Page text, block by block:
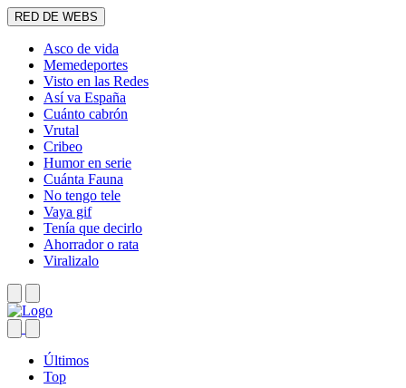
RED DE WEBS
Asco de vida
Memedeportes
Visto en las Redes
Así va España
Cuánto cabrón
Vrutal
Cribeo
Humor en serie
Cuánta Fauna
No tengo tele
Vaya gif
Tenía que decirlo
Ahorrador o rata
Viralizalo
Últimos
Top